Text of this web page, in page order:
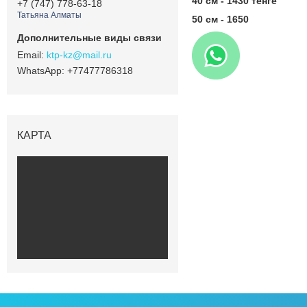
50 см - 1650
+7 (747) 778-63-18
Татьяна Алматы
ktp-kz@mail.ru
+77477786318
КАРТА